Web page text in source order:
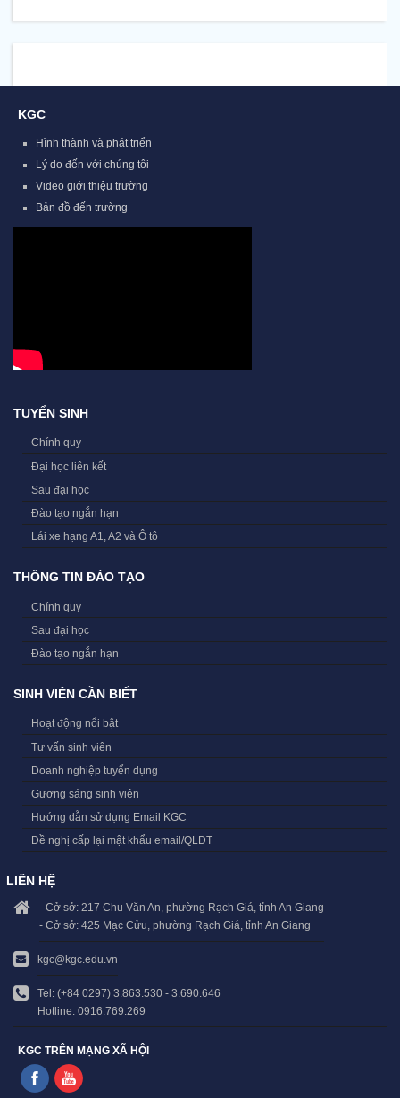
KGC
Hình thành và phát triển
Lý do đến với chúng tôi
Video giới thiệu trường
Bản đồ đến trường
TUYỂN SINH
Chính quy
Đại học liên kết
Sau đại học
Đào tạo ngắn hạn
Lái xe hạng A1, A2 và Ô tô
THÔNG TIN ĐÀO TẠO
Chính quy
Sau đại học
Đào tạo ngắn hạn
SINH VIÊN CẦN BIẾT
Hoạt động nổi bật
Tư vấn sinh viên
Doanh nghiệp tuyển dụng
Gương sáng sinh viên
Hướng dẫn sử dụng Email KGC
Đề nghị cấp lại mật khẩu email/QLĐT
LIÊN HỆ
- Cở sở: 217 Chu Văn An, phường Rạch Giá, tỉnh An Giang
- Cở sở: 425 Mạc Cửu, phường Rạch Giá, tỉnh An Giang
kgc@kgc.edu.vn
Tel: (+84 0297) 3.863.530 - 3.690.646
Hotline: 0916.769.269
KGC TRÊN MẠNG XÃ HỘI